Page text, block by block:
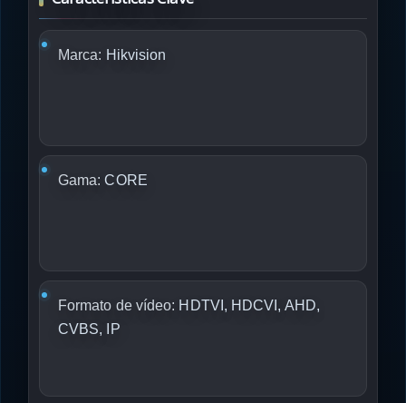
Marca: Hikvision
Gama: CORE
Formato de vídeo: HDTVI, HDCVI, AHD,
CVBS, IP